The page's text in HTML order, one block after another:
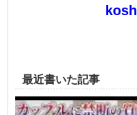
最近書いた記事